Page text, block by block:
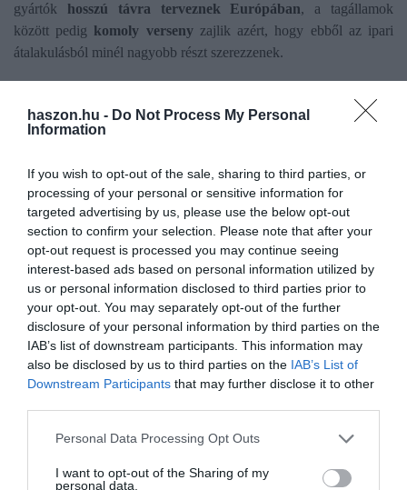
haszon.hu - Do Not Process My Personal
Information
If you wish to opt-out of the sale, sharing to third parties, or
processing of your personal or sensitive information for
targeted advertising by us, please use the below opt-out
section to confirm your selection. Please note that after your
opt-out request is processed you may continue seeing
interest-based ads based on personal information utilized by
us or personal information disclosed to third parties prior to
your opt-out. You may separately opt-out of the further
disclosure of your personal information by third parties on the
IAB’s list of downstream participants. This information may
also be disclosed by us to third parties on the IAB’s List of
Downstream Participants that may further disclose it to other
Please note that this website/app uses one or more Google
not limited to your visit or usage behaviour. You may click to
Personal Data Processing Opt Outs
I want to opt-out of the Sharing of my
personal data.
gyártók hosszú távra terveznek Európában, a tagállamok
között pedig komoly verseny zajlik azért, hogy ebből az ipari
átalakulásból minél nagyobb részt szerezzenek.
Kis tételeknél is jön a nagy ráfizetés a Kínából
rendelt árukra
Ő a legtöbbet kereső női menedzser az autóiparban
A BYD veri a Teslát: ezek a legkapósabb új e-autók
most
spanyolország
elektromos autó európa autógyártás